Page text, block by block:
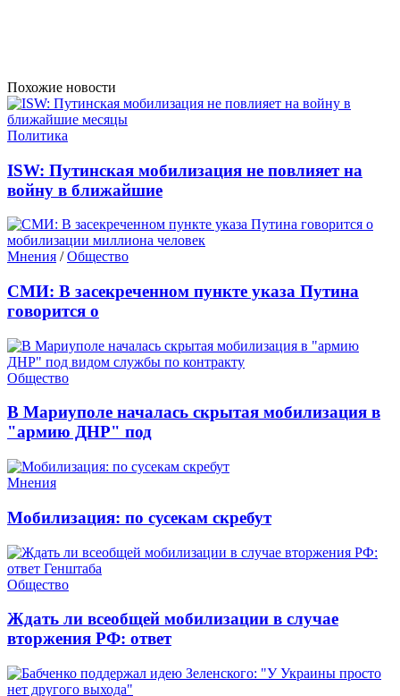
Похожие новости
Политика
ISW: Путинская мобилизация не повлияет на
войну в ближайшие
Мнения /Общество
СМИ: В засекреченном пункте указа Путина
говорится о
Общество
В Мариуполе началась скрытая мобилизация в
"армию ДНР" под
Мнения
Мобилизация: по сусекам скребут
Общество
Ждать ли всеобщей мобилизации в случае
вторжения РФ: ответ